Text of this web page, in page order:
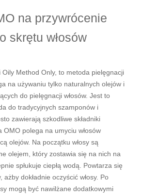
na przywrócenie
skrętu włosów
Oily Method Only, to metoda pielęgnacji
na używaniu tylko naturalnych olejów i
do pielęgnacji włosów. Jest to
do tradycyjnych szamponów i
zawierają szkodliwe składniki
OMO polega na umyciu włosów
olejów. Na początku włosy są
olejem, który zostawia się na nich na
spłukuje ciepłą wodą. Powtarza się
dokładnie oczyścić włosy. Po
mogą być nawilżane dodatkowymi